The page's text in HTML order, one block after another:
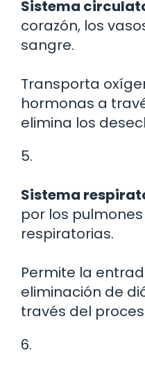
Sistema
corazón, los
sangre.
Transporta
hormonas a
elimina los
5.
Sistema
por los
respiratorias.
Permite la
eliminación de
través del
6.